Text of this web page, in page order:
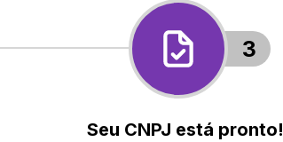
3
Seu CNPJ está pronto!